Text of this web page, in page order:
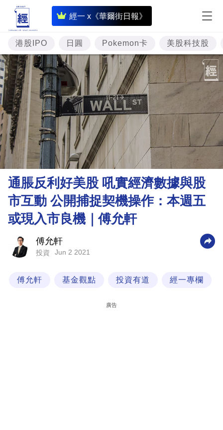
經一 x《華爾街日報》
即
時
財
經
專
題
投
資
樓
市
理
財
商
業
科
技
場
港股IPO 日圓 Pokemon卡 美股科技股
通脹反利好美股 吼實經濟數據與股
市互動 公開捕捉契機操作：本週五
或現入市良機｜傅允軒
傅允軒
投資 Jun 2 2021
傅允軒 基金觀點 投資有道 經一專欄
廣告